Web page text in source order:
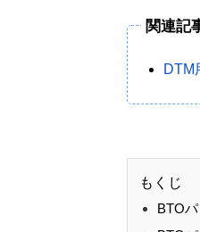
関連記
DTM
もくじ
BTO